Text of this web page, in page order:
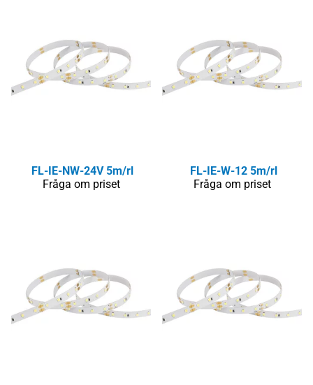
FL-IE-NW-24V 5m/rl
Fråga om priset
FL-IE-W-12 5m/rl
Fråga om priset